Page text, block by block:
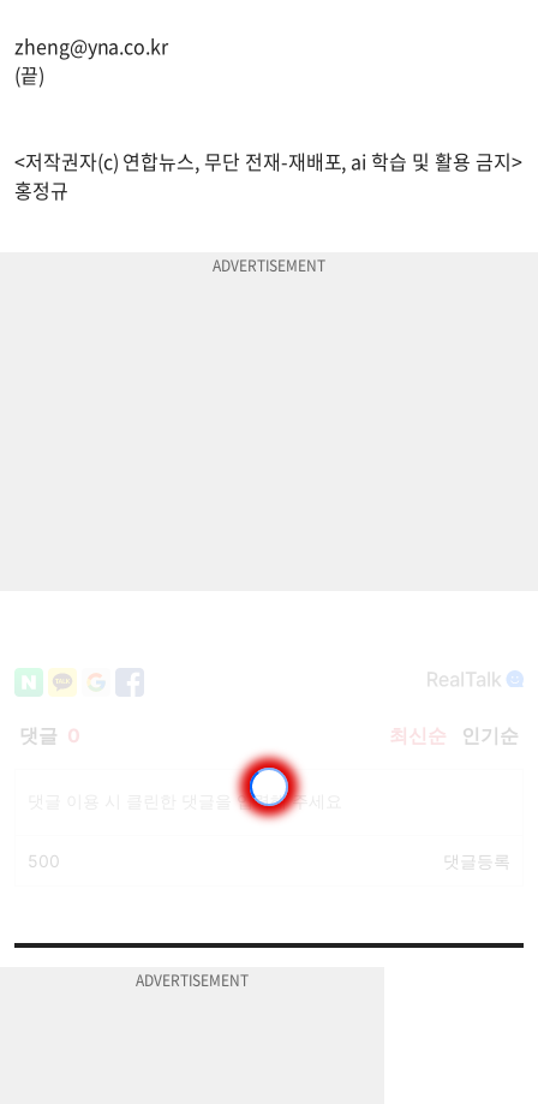
zheng@yna.co.kr
(끝)
<저작권자(c) 연합뉴스, 무단 전재-재배포, ai 학습 및 활용 금지>
홍정규